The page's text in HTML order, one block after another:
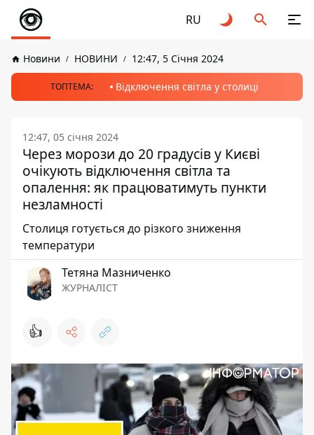
RU
Новини НОВИНИ 12:47, 5 Січня 2024
ТОПТЕМА: Відключення світла у столиці
12:47, 05 січня 2024
Через морози до 20 градусів у Києві
очікують відключення світла та
опалення: як працюватимуть пункти
незламності
Столиця готується до різкого зниження
температури
Тетяна Мазниченко
ЖУРНАЛІСТ
👍